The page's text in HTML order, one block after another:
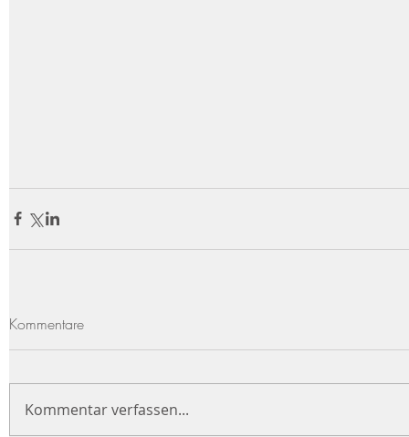
Kommentare
Kommentar verfassen...